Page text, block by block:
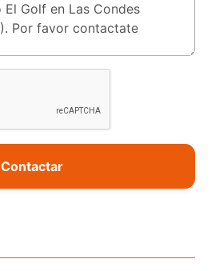
Contactar